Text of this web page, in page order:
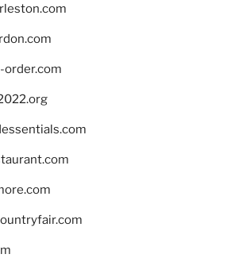
order.com